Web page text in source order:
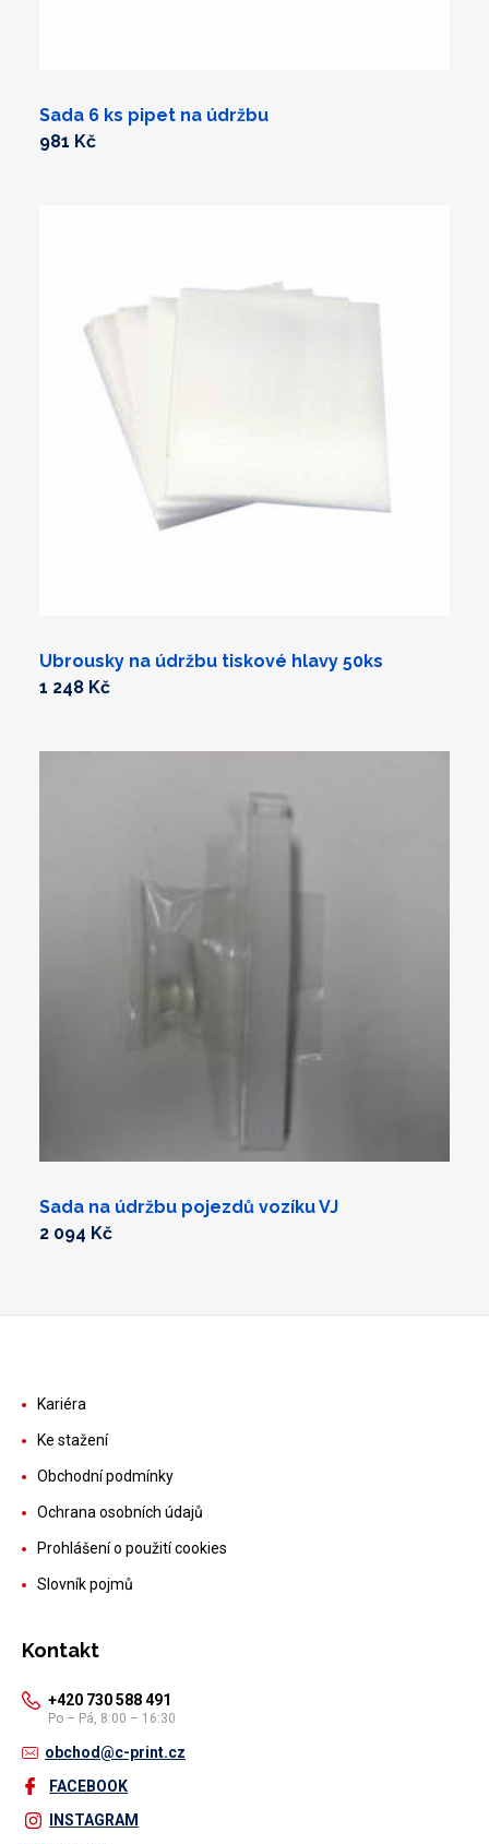
Sada 6 ks pipet na údržbu
981 Kč
Ubrousky na údržbu tiskové hlavy 50ks
1 248 Kč
Sada na údržbu pojezdů vozíku VJ
2 094 Kč
Kariéra
Ke stažení
Obchodní podmínky
Ochrana osobních údajů
Prohlášení o použití cookies
Slovník pojmů
Kontakt
+420 730 588 491
Po – Pá, 8:00 – 16:30
obchod@c-print.cz
FACEBOOK
INSTAGRAM